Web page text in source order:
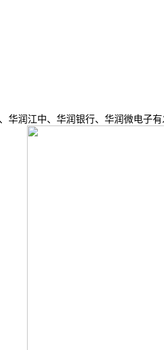
江中、华润银行、华润微电子